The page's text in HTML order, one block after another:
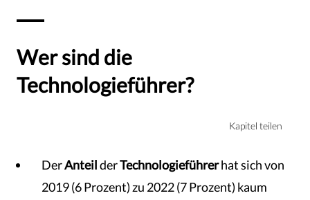
Wer sind die
Technologieführer?
Kapitel teilen
DerAnteilderTechnologieführerhat sich von
2019 (6 Prozent) zu 2022 (7 Prozent) kaum